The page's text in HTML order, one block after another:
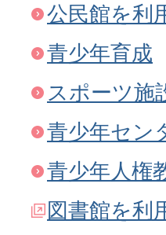
公民館を利
青少年育成
スポーツ施
青少年セン
青少年人権
図書館を利